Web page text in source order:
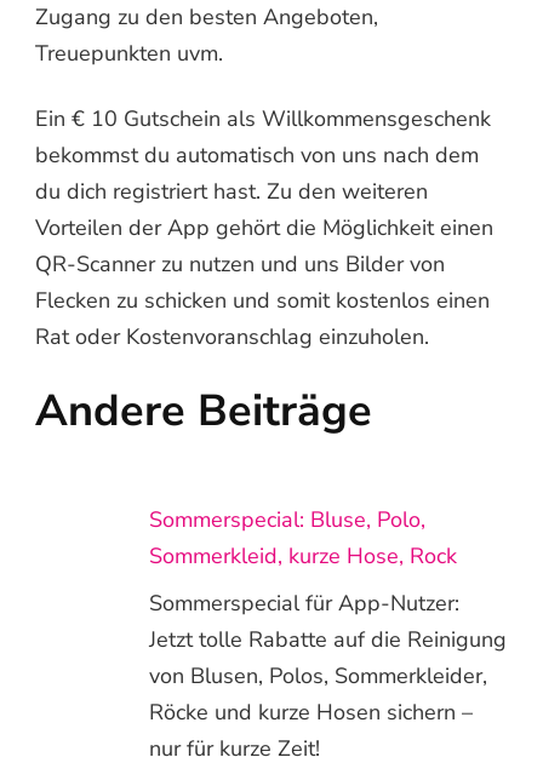
Zugang zu den besten Angeboten,
Treuepunkten uvm.
Ein € 10 Gutschein als Willkommensgeschenk
bekommst du automatisch von uns nach dem
du dich registriert hast. Zu den weiteren
Vorteilen der App gehört die Möglichkeit einen
QR-Scanner zu nutzen und uns Bilder von
Flecken zu schicken und somit kostenlos einen
Rat oder Kostenvoranschlag einzuholen.
Andere Beiträge
Sommerspecial: Bluse, Polo,
Sommerkleid, kurze Hose, Rock
Sommerspecial für App-Nutzer:
Jetzt tolle Rabatte auf die Reinigung
von Blusen, Polos, Sommerkleider,
Röcke und kurze Hosen sichern –
nur für kurze Zeit!